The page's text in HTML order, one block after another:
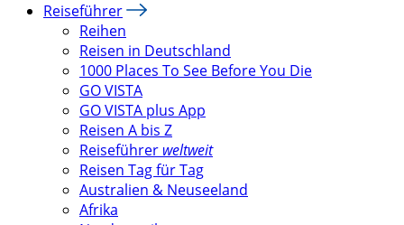
Reiseführer
Reihen
Reisen in Deutschland
1000 Places To See Before You Die
GO VISTA
GO VISTA plus App
Reisen A bis Z
Reiseführer weltweit
Reisen Tag für Tag
Australien & Neuseeland
Afrika